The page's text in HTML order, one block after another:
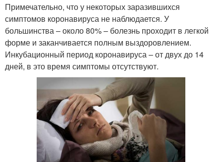
Примечательно, что у некоторых заразившихся
симптомов коронавируса не наблюдается. У
большинства – около 80% – болезнь проходит в легкой
форме и заканчивается полным выздоровлением.
Инкубационный период коронавируса – от двух до 14
дней, в это время симптомы отсутствуют.